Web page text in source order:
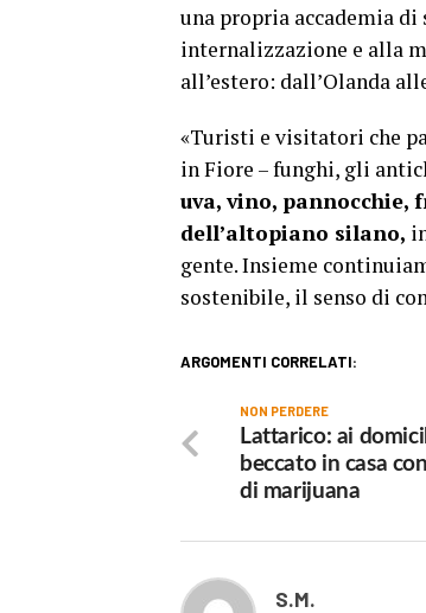
una propria accademia
internalizzazione e alla
all’estero: dall’Olanda
«Turisti e visitatori che
in Fiore –funghi, gli
uva, vino, pannocchie,
dell’altopiano silano,
gente.Insieme
sostenibile, il senso di
ARGOMENTI CORRELATI:
NON PERDERE
Lattarico: ai
beccato in casa
di marijuana
S.M.